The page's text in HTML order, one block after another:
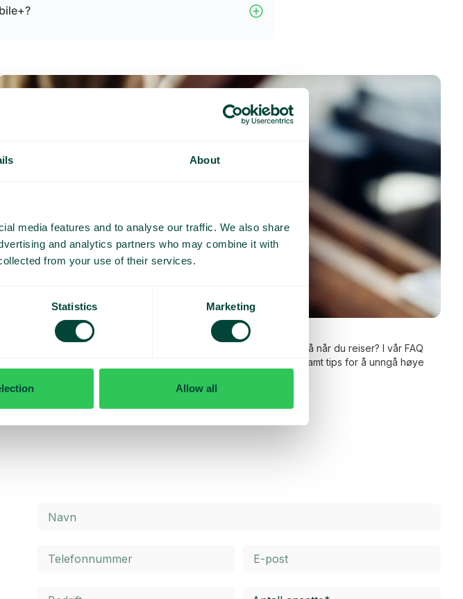
About
media features and to analyse our traffic. We also share
and analytics partners who may combine it with
from your use of their services.
Statistics Marketing
Allow all
Ofte stilte spørsmål og svar
Vil du vite mer om hvordan roaming fungerer og hva du bør tenke på når du reiser? I vår FAQ
finner du detaljert informasjon om roaming innenfor og utenfor EU, samt tips for å unngå høye